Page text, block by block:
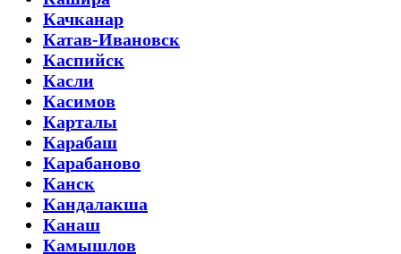
Качканар
Катав-Ивановск
Каспийск
Касли
Касимов
Карталы
Карабаш
Карабаново
Канск
Кандалакша
Канаш
Камышлов